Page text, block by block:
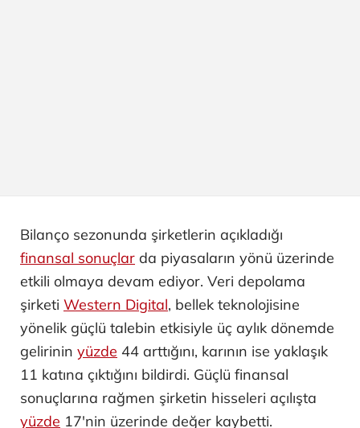
Bilanço sezonunda şirketlerin açıkladığı
finansal sonuçlar da piyasaların yönü üzerinde
etkili olmaya devam ediyor. Veri depolama
şirketi Western Digital, bellek teknolojisine
yönelik güçlü talebin etkisiyle üç aylık dönemde
gelirinin yüzde 44 arttığını, karının ise yaklaşık
11 katına çıktığını bildirdi. Güçlü finansal
sonuçlarına rağmen şirketin hisseleri açılışta
yüzde 17'nin üzerinde değer kaybetti.